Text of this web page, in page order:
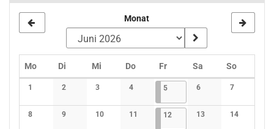
Frankfurt
Monat
Kalender
MoMontag
Di Dienstag
Mi Mittwoch
DoDonnerstag
FrFreitagSa Samstag
SoSonntag
1
Keine Veranstaltungen
2
Keine Veranstaltungen
3
Keine Veranstaltungen
4
Keine Veranstaltungen
505.06.2026
4 Veranstaltungen
6
Keine Veranstaltungen
7
Keine
8 9 10 11 12 12.06.2026
4 Veranstaltungen
13 14